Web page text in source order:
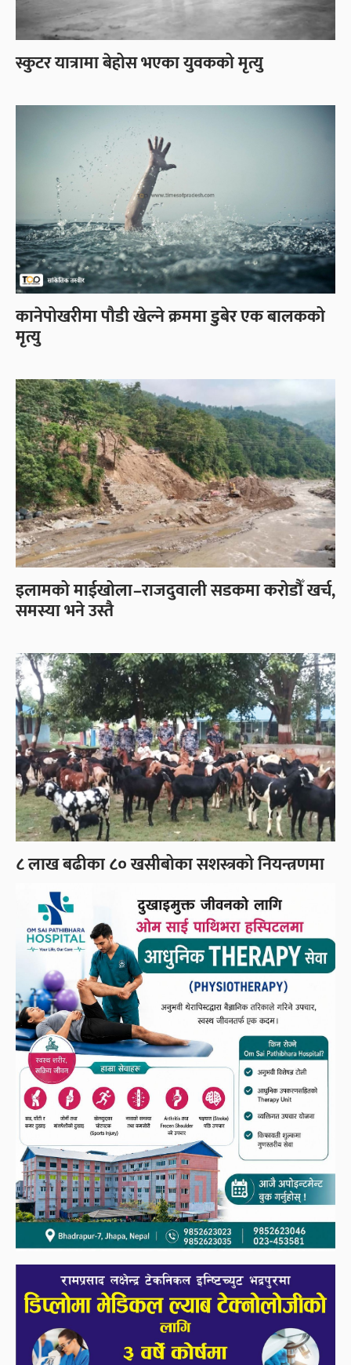
स्कुटर यात्रामा बेहोस भएका युवकको मृत्यु
कानेपोखरीमा पौडी खेल्ने क्रममा डुबेर एक बालकको
मृत्यु
इलामको माईखोला–राजदुवाली सडकमा करोडौँ खर्च,
समस्या भने उस्तै
८ लाख बढीका ८० खसीबोका सशस्त्रको नियन्त्रणमा